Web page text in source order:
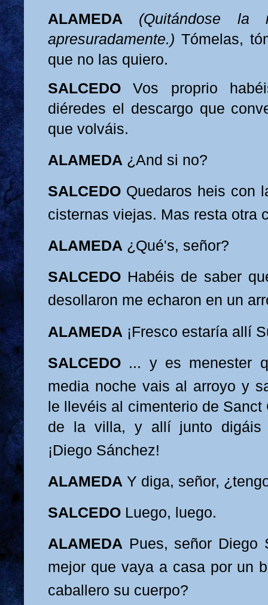
ALAMEDA
(Quitándose la
apresuradamente.) Tómelas,
que no las quiero.
SALCEDO Vos proprio
diéredes el descargo que
que volváis.
ALAMEDA ¿And si no?
SALCEDO Quedaros heis con
cisternas viejas. Mas resta otra
ALAMEDA ¿Qué's, señor?
SALCEDO Habéis de saber
desollaron me echaron en un
ALAMEDA ¡Fresco estaría allí
SALCEDO ... y es menester
media noche vais al arroyo y
le llevéis al cimenterio de Sanct
de la villa, y allí junto digáis
¡Diego Sánchez!
ALAMEDA Y diga, señor,
SALCEDO Luego, luego.
ALAMEDA Pues, señor Diego
mejor que vaya a casa por un
caballero su cuerpo?